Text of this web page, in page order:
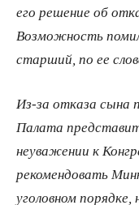
его решение об
Возможность
старший, по ее
Из-за отказа сына
Палата
неуважении к
рекомендовать
уголовном порядке,